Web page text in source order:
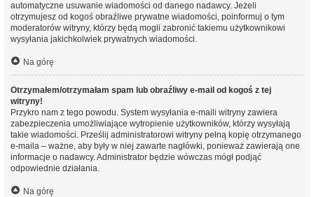
automatyczne usuwanie wiadomości od danego nadawcy. Jeżeli
otrzymujesz od kogoś obraźliwe prywatne wiadomości, poinformuj o tym
moderatorów witryny, którzy będą mogli zabronić takiemu użytkownikowi
wysyłania jakichkolwiek prywatnych wiadomości.
Na górę
Otrzymałem/otrzymałam spam lub obraźliwy e-mail od kogoś z tej
witryny!
Przykro nam z tego powodu. System wysyłania e-maili witryny zawiera
zabezpieczenia umożliwiające wytropienie użytkowników, którzy wysyłają
takie wiadomości. Prześlij administratorowi witryny pełną kopię otrzymanego
e-maila – ważne, aby były w niej zawarte nagłówki, ponieważ zawierają one
informacje o nadawcy. Administrator będzie wówczas mógł podjąć
odpowiednie działania.
Na górę